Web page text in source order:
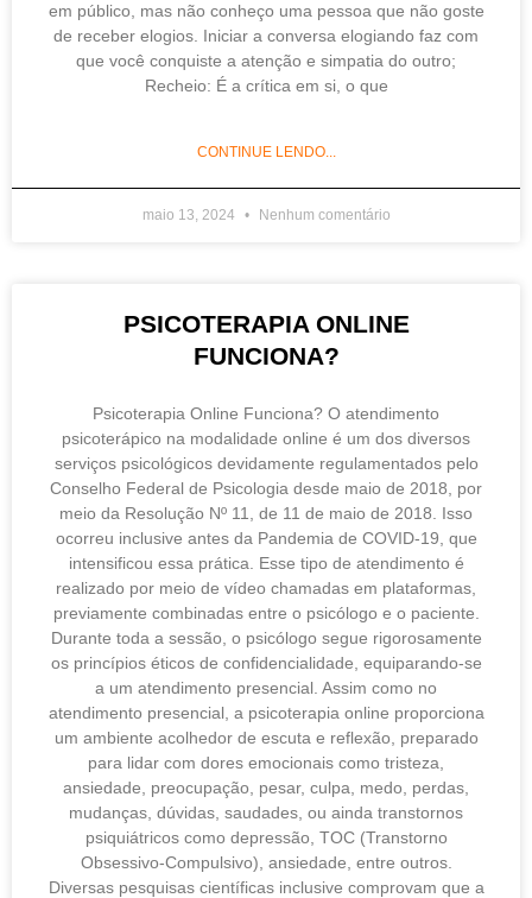
em público, mas não conheço uma pessoa que não goste
de receber elogios. Iniciar a conversa elogiando faz com
que você conquiste a atenção e simpatia do outro;
Recheio: É a crítica em si, o que
CONTINUE LENDO...
maio 13, 2024 Nenhum comentário
PSICOTERAPIA ONLINE
FUNCIONA?
Psicoterapia Online Funciona? O atendimento
psicoterápico na modalidade online é um dos diversos
serviços psicológicos devidamente regulamentados pelo
Conselho Federal de Psicologia desde maio de 2018, por
meio da Resolução Nº 11, de 11 de maio de 2018. Isso
ocorreu inclusive antes da Pandemia de COVID-19, que
intensificou essa prática. Esse tipo de atendimento é
realizado por meio de vídeo chamadas em plataformas,
previamente combinadas entre o psicólogo e o paciente.
Durante toda a sessão, o psicólogo segue rigorosamente
os princípios éticos de confidencialidade, equiparando-se
a um atendimento presencial. Assim como no
atendimento presencial, a psicoterapia online proporciona
um ambiente acolhedor de escuta e reflexão, preparado
para lidar com dores emocionais como tristeza,
ansiedade, preocupação, pesar, culpa, medo, perdas,
mudanças, dúvidas, saudades, ou ainda transtornos
psiquiátricos como depressão, TOC (Transtorno
Obsessivo-Compulsivo), ansiedade, entre outros.
Diversas pesquisas científicas inclusive comprovam que a